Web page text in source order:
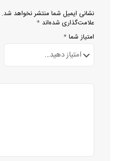
نشانی ایمیل شما منتشر نخواهد شد.
علامت‌گذاری شده‌اند *
امتیاز شما *